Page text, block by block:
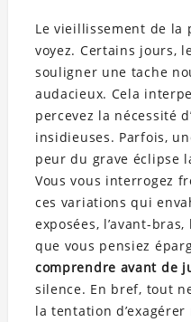
Le vieillissement de la
voyez. Certains jours,
souligner une tache
audacieux. Cela
percevez la nécessité
insidieuses. Parfois,
peur du grave éclipse
Vous vous interrogez
ces variations qui
exposées, l’avant-
que vous pensiez
comprendre avant de
silence. En bref, tout
la tentation